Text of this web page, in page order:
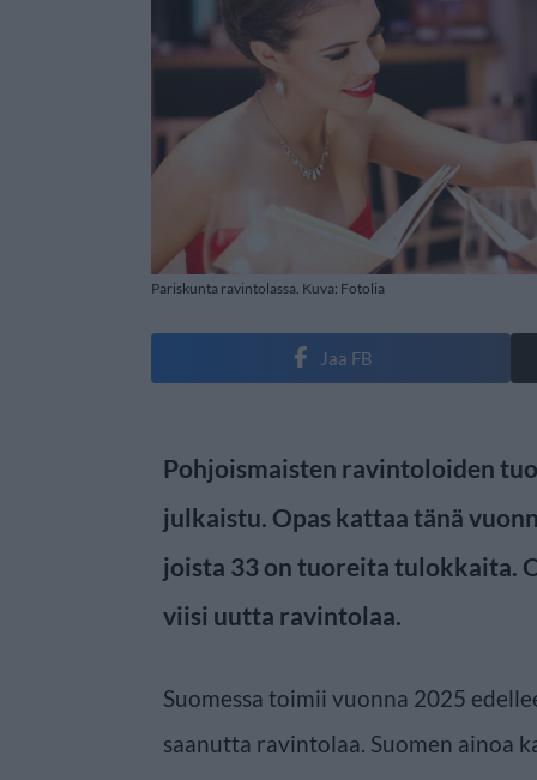
Pariskunta ravintolassa. Kuva: Fotolia
Jaa FB
Pohjoismaisten ravintoloiden
julkaistu. Opas kattaa tänä
joista 33 on tuoreita tulokkaita.
viisi uutta ravintolaa.
Suomessa toimii vuonna 2025
saanutta ravintolaa. Suomen ainoa